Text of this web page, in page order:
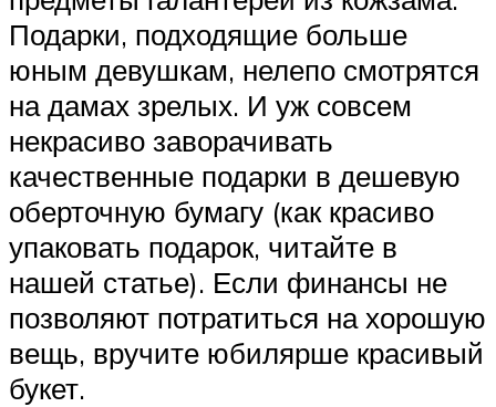
Подарки, подходящие больше
юным девушкам, нелепо смотрятся
на дамах зрелых. И уж совсем
некрасиво заворачивать
качественные подарки в дешевую
оберточную бумагу (как красиво
упаковать подарок, читайте в
нашей статье). Если финансы не
позволяют потратиться на хорошую
вещь, вручите юбилярше красивый
букет.